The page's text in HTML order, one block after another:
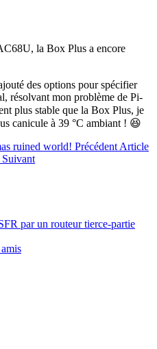
la Box Plus a encore
des options pour spécifier
résolvant mon problème de Pi-
plus stable que la Box Plus, je
canicule à 39 °C ambiant ! 😆
ruined world! Précédent Article
Suivant
par un routeur tierce-partie